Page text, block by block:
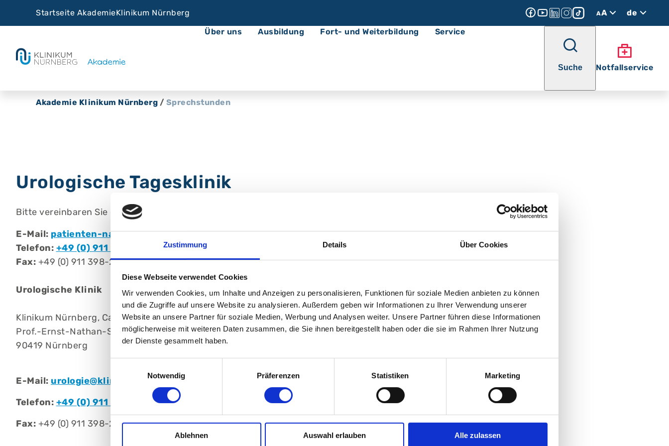
Zustimmung Details Über Cookies
Diese Webseite verwendet Cookies
Wir verwenden Cookies, um Inhalte und Anzeigen zu personalisieren, Funktionen für soziale Medien anbieten zu können
und die Zugriffe auf unsere Website zu analysieren. Außerdem geben wir Informationen zu Ihrer Verwendung unserer
Website an unsere Partner für soziale Medien, Werbung und Analysen weiter. Unsere Partner führen diese Informationen
möglicherweise mit weiteren Daten zusammen, die Sie ihnen bereitgestellt haben oder die sie im Rahmen Ihrer Nutzung
der Dienste gesammelt haben.
Notwendig
Präferenzen Statistiken Marketing
Ablehnen Auswahl erlauben Alle zulassen
Startseite AkademieKlinikum Nürnberg AA
de
Über uns
Ausbildung Fort- und Weiterbildung Service
Suche Notfallservice
Akademie Klinikum Nürnberg / Sprechstunden
Urologische Tagesklinik
Bitte vereinbaren Sie einen Termin.
E-Mail: patienten-navi@klinikum-nuernberg.de
Telefon: +49 (0) 911 398-2767
Fax: +49 (0) 911 398-2654
Urologische Klinik
Klinikum Nürnberg, Campus Nord
Prof.-Ernst-Nathan-Str. 1
90419 Nürnberg
E-Mail: urologie@klinikum-nuernberg.de
Telefon: +49 (0) 911 398-2372
Fax: +49 (0) 911 398-2681